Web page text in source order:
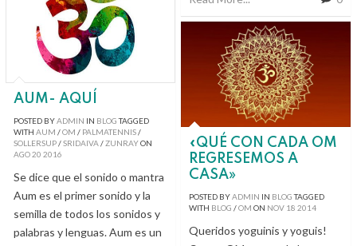
AUM- AQUÍ
POSTED BYADMIN IN BLOGTAGGED
WITH AUM /OM / PALMATENNIS/
SOLLERSUP/SRIDAIVA /ZUNRAYON
AGO20 2016
Se dice que el sonido o mantra
Aum es el primer sonido y la
semilla de todos los sonidos y
palabras y lenguas. Aum es un
«QUÉ CON CADA OM
REGRESEMOS A
CASA»
POSTED BYADMIN IN BLOGTAGGED
WITH BLOG /OM ON NOV 18 2014
Queridos yoguinis y yoguis!